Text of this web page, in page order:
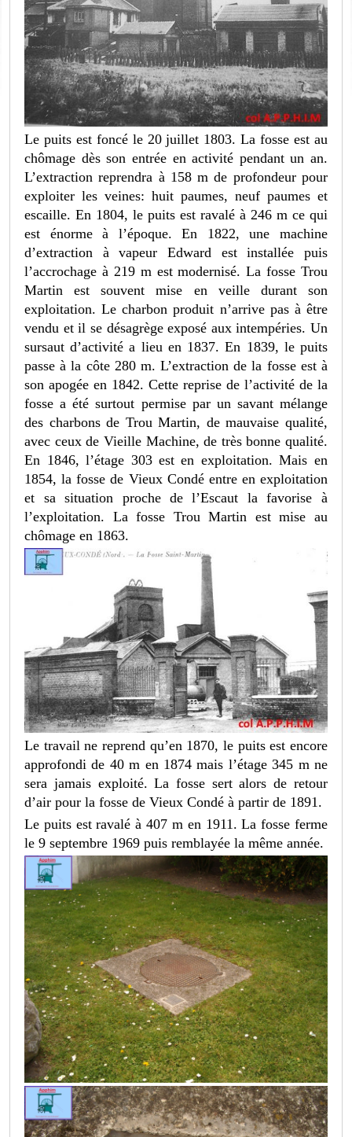
Le puits est foncé le 20 juillet 1803. La fosse est au
chômage dès son entrée en activité pendant un an.
L’extraction reprendra à 158 m de profondeur pour
exploiter les veines: huit paumes, neuf paumes et
escaille. En 1804, le puits est ravalé à 246 m ce qui
est énorme à l’époque. En 1822, une machine
d’extraction à vapeur Edward est installée puis
l’accrochage à 219 m est modernisé. La fosse Trou
Martin est souvent mise en veille durant son
exploitation. Le charbon produit n’arrive pas à être
vendu et il se désagrège exposé aux intempéries. Un
sursaut d’activité a lieu en 1837. En 1839, le puits
passe à la côte 280 m. L’extraction de la fosse est à
son apogée en 1842. Cette reprise de l’activité de la
fosse a été surtout permise par un savant mélange
des charbons de Trou Martin, de mauvaise qualité,
avec ceux de Vieille Machine, de très bonne qualité.
En 1846, l’étage 303 est en exploitation. Mais en
1854, la fosse de Vieux Condé entre en exploitation
et sa situation proche de l’Escaut la favorise à
l’exploitation. La fosse Trou Martin est mise au
chômage en 1863.
Le travail ne reprend qu’en 1870, le puits est encore
approfondi de 40 m en 1874 mais l’étage 345 m ne
sera jamais exploité. La fosse sert alors de retour
d’air pour la fosse de Vieux Condé à partir de 1891.
Le puits est ravalé à 407 m en 1911. La fosse ferme
le 9 septembre 1969 puis remblayée la même année.